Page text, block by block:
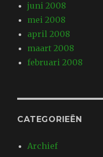
juni 2008
mei 2008
april 2008
maart 2008
februari 2008
CATEGORIEËN
Archief